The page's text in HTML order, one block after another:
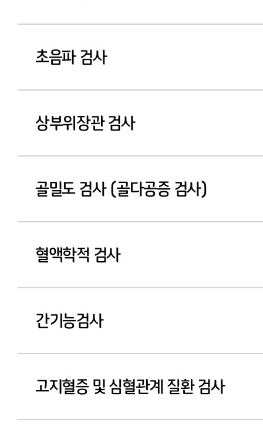
초음파 검사
상부위장관 검사
골밀도 검사 (골다공증 검사)
혈액학적 검사
간기능검사
고지혈증 및 심혈관계 질환 검사